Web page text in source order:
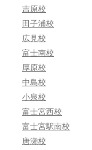
吉原校
田子浦校
広見校
富士南校
厚原校
中島校
小泉校
富士宮西校
富士宮駅南校
唐瀬校